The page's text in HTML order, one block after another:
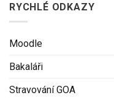
RYCHLÉ ODKAZY
Moodle
Bakaláři
Stravování GOA